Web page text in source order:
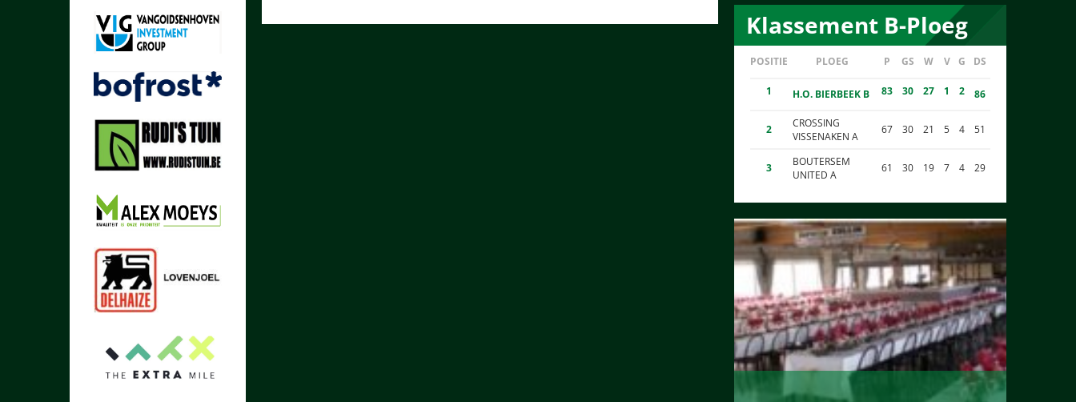
Klassement B-Ploeg
POSITIE PLOEG P GS W V G DS
1 H.O. BIERBEEK B 83 30 27 1 2 86
2
CROSSING
VISSENAKEN A
67 30 21 5 4 51
3
BOUTERSEM
UNITED A
61 30 19 7 4 29